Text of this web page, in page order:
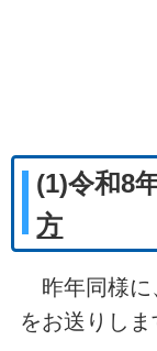
(1)令和8
方
昨年同様に
をお送りしま